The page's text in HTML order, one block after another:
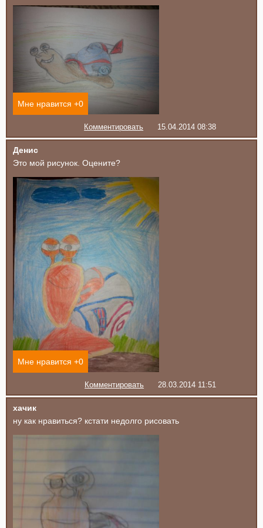
Мне нравится +0
Комментировать 15.04.2014 08:38
Денис
Это мой рисунок. Оцените?
Мне нравится +0
Комментировать 28.03.2014 11:51
хачик
ну как нравиться? кстати недолго рисовать